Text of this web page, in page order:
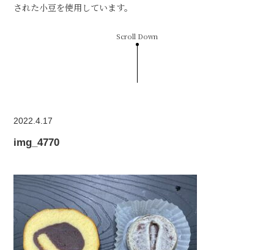
された小豆を使用しています。
Scroll Down
2022.4.17
img_4770